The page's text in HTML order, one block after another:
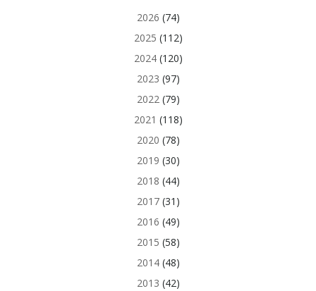
2026 (74)
2025 (112)
2024(120)
2023 (97)
2022(79)
2021 (118)
2020 (78)
2019 (30)
2018 (44)
2017(31)
2016 (49)
2015 (58)
2014(48)
2013 (42)